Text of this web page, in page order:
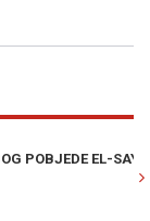
"Ovo je gore od